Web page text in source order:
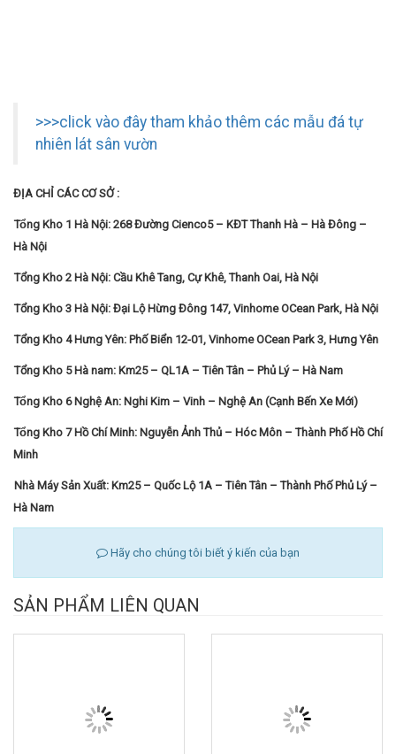
>>>click vào đây tham khảo thêm các mẫu đá tự
nhiên lát sân vườn
ĐỊA CHỈ CÁC CƠ SỞ :
Tổng Kho 1 Hà Nội: 268 Đường Cienco5 – KĐT Thanh Hà – Hà Đông –
Hà Nội
Tổng Kho 2 Hà Nội: Cầu Khê Tang, Cự Khê, Thanh Oai, Hà Nội
Tổng Kho 3 Hà Nội: Đại Lộ Hừng Đông 147, Vinhome OCean Park, Hà Nội
Tổng Kho 4 Hưng Yên: Phố Biển 12-01, Vinhome OCean Park 3, Hưng Yên
Tổng Kho 5 Hà nam: Km25 – QL1A – Tiên Tân – Phủ Lý – Hà Nam
Tổng Kho 6 Nghệ An: Nghi Kim – Vinh – Nghệ An (Cạnh Bến Xe Mới)
Tổng Kho 7 Hồ Chí Minh: Nguyễn Ảnh Thủ – Hóc Môn – Thành Phố Hồ Chí
Minh
Nhà Máy Sản Xuất: Km25 – Quốc Lộ 1A – Tiên Tân – Thành Phố Phủ Lý –
Hà Nam
Hãy cho chúng tôi biết ý kiến của bạn
SẢN PHẨM LIÊN QUAN